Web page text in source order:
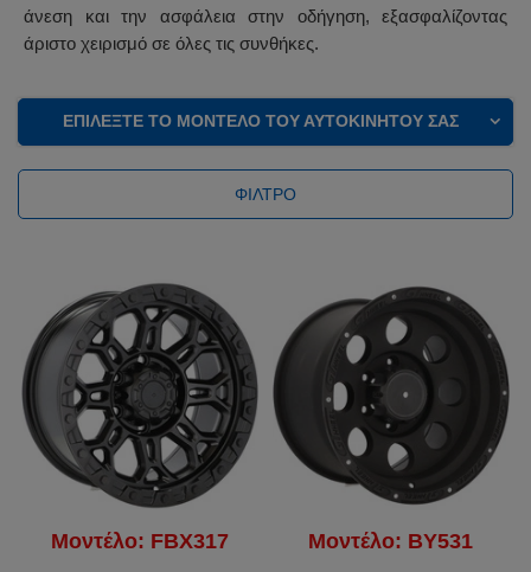
άνεση και την ασφάλεια στην οδήγηση, εξασφαλίζοντας
άριστο χειρισμό σε όλες τις συνθήκες.
ΕΠΙΛΈΞΤΕ ΤΟ ΜΟΝΤΈΛΟ ΤΟΥ ΑΥΤΟΚΙΝΉΤΟΥ ΣΑΣ
ΦΊΛΤΡΟ
Μοντέλο: FBX317 Μοντέλο: BY531